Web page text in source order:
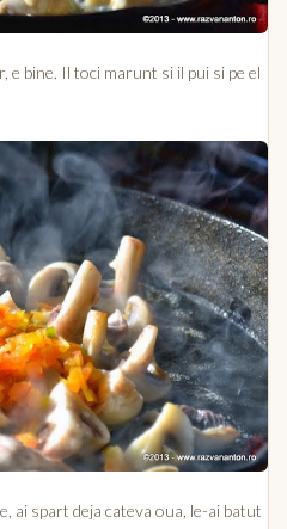
e bine. Il toci marunt si il pui si pe el
ai spart deja cateva oua, le-ai batut